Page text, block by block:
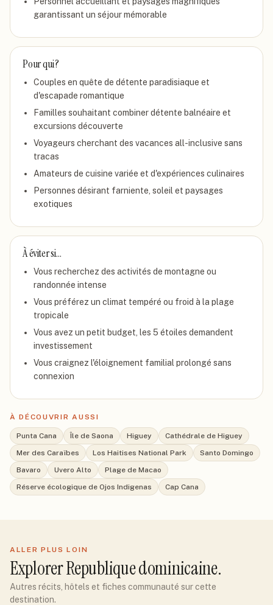
garantissant un séjour mémorable
Pour qui ?
Couples en quête de détente paradisiaque et
d'escapade romantique
Familles souhaitant combiner détente balnéaire et
excursions découverte
Voyageurs cherchant des vacances all-inclusive sans
tracas
Amateurs de cuisine variée et d'expériences culinaires
Personnes désirant farniente, soleil et paysages
exotiques
À éviter si…
Vous recherchez des activités de montagne ou
randonnée intense
Vous préférez un climat tempéré ou froid à la plage
tropicale
Vous avez un petit budget, les 5 étoiles demandent
investissement
Vous craignez l'éloignement familial prolongé sans
connexion
À DÉCOUVRIR AUSSI
Punta Cana Île de Saona Higuey
Cathédrale de Higuey
Mer des Caraïbes
Los Haitises National Park
Santo Domingo
Bavaro
Uvero Alto
Plage de Macao
Réserve écologique de Ojos Indigenas
Cap Cana
ALLER PLUS LOIN
ExplorerRepublique dominicaine.
Autres récits, hôtels et fiches communauté sur cette
destination.